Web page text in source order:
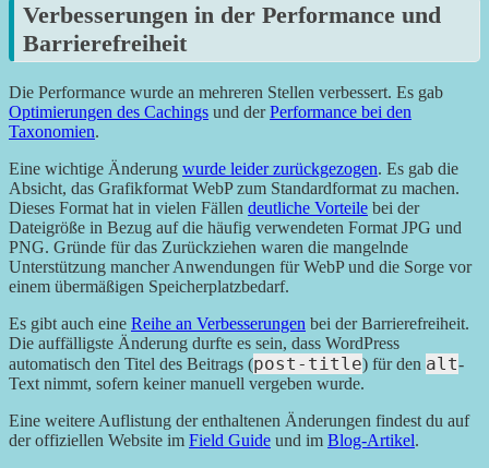
Verbesserungen in der Performance und
Barrierefreiheit
Die Performance wurde an mehreren Stellen verbessert. Es gab
Optimierungen des Cachings und derPerformance bei den
Taxonomien.
Eine wichtige Änderung wurde leider zurückgezogen. Es gab die
Absicht, das Grafikformat WebP zum Standardformat zu machen.
Dieses Format hat in vielen Fällen deutliche Vorteile bei der
Dateigröße in Bezug auf die häufig verwendeten Format JPG und
PNG. Gründe für das Zurückziehen waren die mangelnde
Unterstützung mancher Anwendungen für WebP und die Sorge vor
einem übermäßigen Speicherplatzbedarf.
Es gibt auch eine Reihe an Verbesserungen bei der Barrierefreiheit.
Die auffälligste Änderung durfte es sein, dass WordPress
automatisch den Titel des Beitrags (post-title) für den alt-
Text nimmt, sofern keiner manuell vergeben wurde.
Eine weitere Auflistung der enthaltenen Änderungen findest du auf
der offiziellen Website im Field Guide und im Blog-Artikel.